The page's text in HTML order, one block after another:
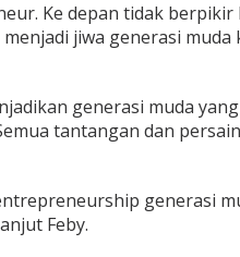
Ke depan tidak berpikir
jiwa generasi muda
generasi muda
tantangan dan
generasi
Feby.